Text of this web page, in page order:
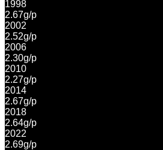
1998
2.67g/p
2002
2.52g/p
2006
2.30g/p
2010
2.27g/p
2014
2.67g/p
2018
2.64g/p
2022
2.69g/p